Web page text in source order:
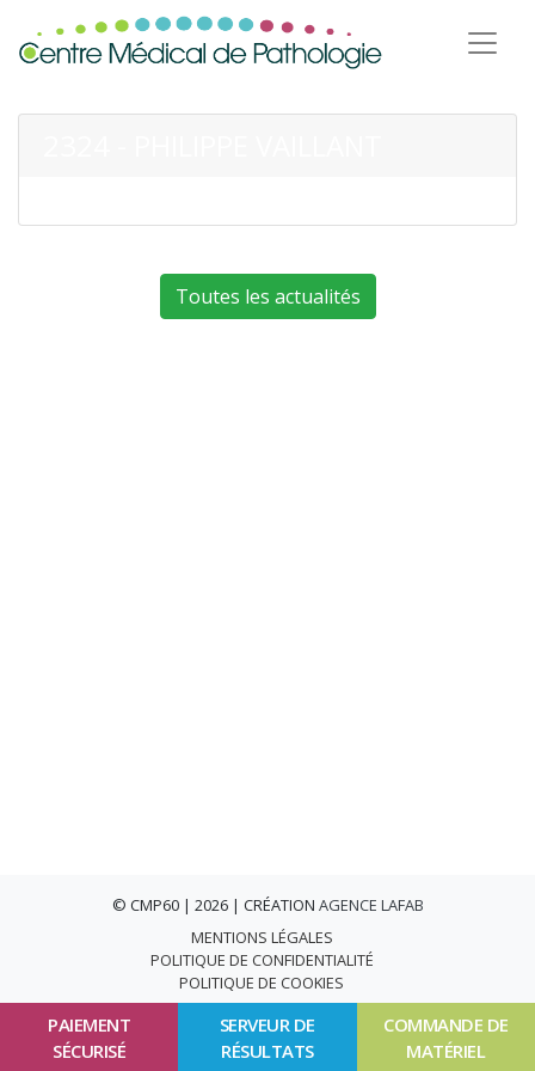
PAIEMENT
SÉCURISÉ
SERVEUR DE
RÉSULTATS
COMMANDE DE
MATÉRIEL
Toutes les actualités
© CMP60 | 2026 | CRÉATION AGENCE LAFAB
MENTIONS LÉGALES
POLITIQUE DE CONFIDENTIALITÉ
POLITIQUE DE COOKIES